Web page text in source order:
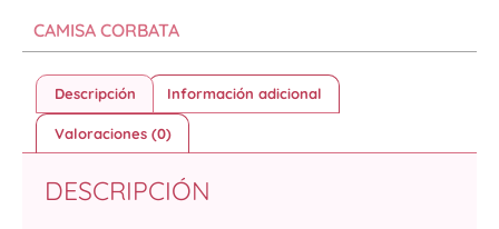
CAMISA CORBATA
Descripción Información adicional
Valoraciones (0)
DESCRIPCIÓN